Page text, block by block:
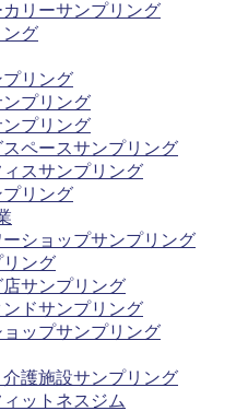
リーサンプリング
ング
リング
プリング
プリング
ペースサンプリング
スサンプリング
リング
ショップサンプリング
リング
サンプリング
ドサンプリング
ョップサンプリング
護施設サンプリング
ットネスジム